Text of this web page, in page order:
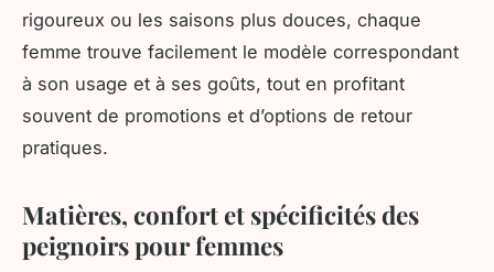
rigoureux ou les saisons plus douces, chaque
femme trouve facilement le modèle correspondant
à son usage et à ses goûts, tout en profitant
souvent de promotions et d’options de retour
pratiques.
Matières, confort et spécificités des
peignoirs pour femmes